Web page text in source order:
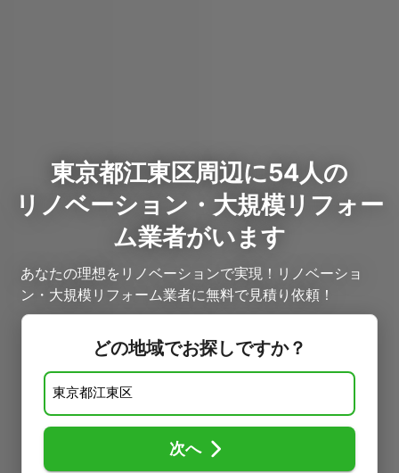
東京都江東区周辺に54人の
リノベーション・大規模リフォー
ム業者がいます
あなたの理想をリノベーションで実現！リノベーショ
ン・大規模リフォーム業者に無料で見積り依頼！
どの地域でお探しですか？
次へ